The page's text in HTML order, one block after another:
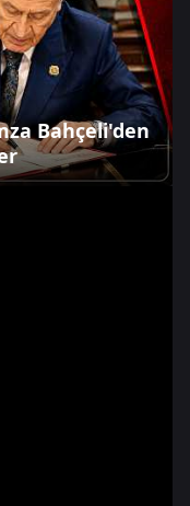
Bahçeli'den